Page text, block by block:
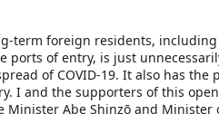
term foreign residents,
ports of entry, is just
of COVID-19. It also has the
I and the supporters of this
Abe Shinzō and Minister